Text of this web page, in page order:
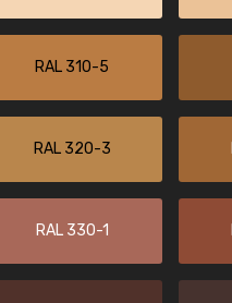
RAL 310-5
RAL 320-3
RAL 330-1